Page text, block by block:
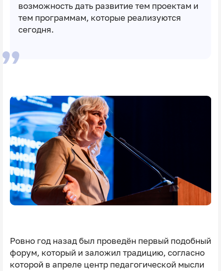
возможность дать развитие тем проектам и
тем программам, которые реализуются
сегодня.
Ровно год назад был проведён первый подобный
форум, который и заложил традицию, согласно
которой в апреле центр педагогической мысли